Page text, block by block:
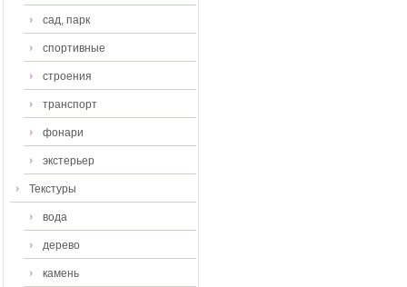
сад, парк
спортивные
строения
транспорт
фонари
экстерьер
Текстуры
вода
дерево
камень